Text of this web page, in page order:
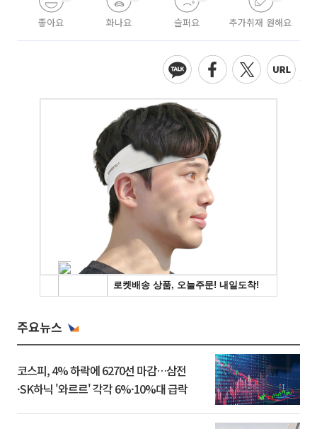
좋아요 화나요 슬퍼요 추가취재 원해요
주요뉴스
코스피, 4% 하락에 6270선 마감…삼전
·SK하닉 '와르르' 각각 6%·10%대 급락